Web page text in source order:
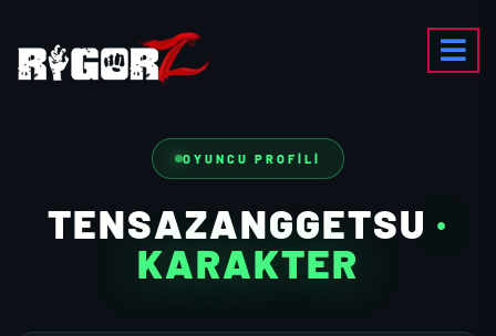
OYUNCU PROFILI
TENSAZANGGETSU ·
KARAKTER